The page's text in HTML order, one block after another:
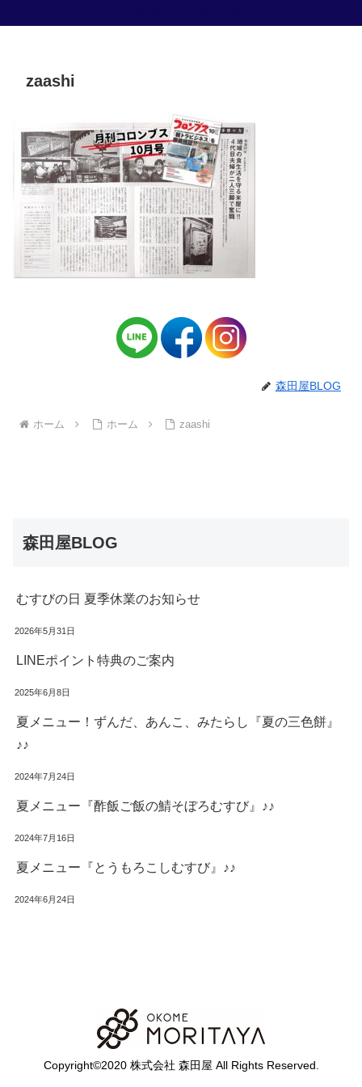
zaashi
森田屋BLOG
ホーム ホーム zaashi
森田屋BLOG
むすびの日 夏季休業のお知らせ
2026年5月31日
LINEポイント特典のご案内
2025年6月8日
夏メニュー！ずんだ、あんこ、みたらし『夏の三色餅』
♪♪
2024年7月24日
夏メニュー『酢飯ご飯の鯖そぼろむすび』♪♪
2024年7月16日
夏メニュー『とうもろこしむすび』♪♪
2024年6月24日
Copyright©2020 株式会社 森田屋 All Rights Reserved.